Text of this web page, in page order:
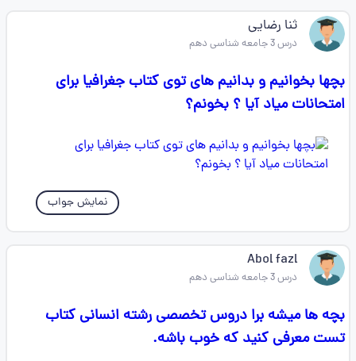
ثنا رضایی
درس 3 جامعه شناسی دهم
بچها بخوانیم و بدانیم های توی کتاب جغرافیا برای
امتحانات میاد آیا ؟ بخونم؟
نمایش جواب
Abol fazl
درس 3 جامعه شناسی دهم
بچه ها میشه برا دروس تخصصی رشته انسانی کتاب
تست معرفی کنید که خوب باشه.